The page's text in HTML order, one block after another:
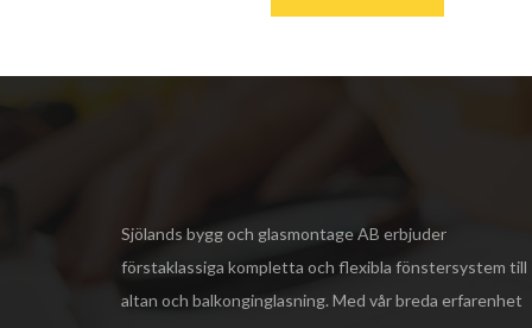
Sjölands bygg och glasmontage AB erbjuder
förstaklassiga kompletta och flexibla fönstersystem till
altan och balkonginglasning. Med vår breda erfarenhet